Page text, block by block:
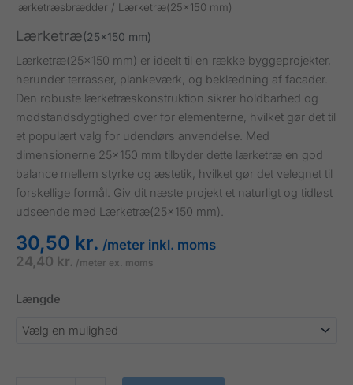
lærketræsbrædder / Lærketræ(25x150 mm)
Lærketræ(25x150 mm)
Lærketræ(25×150 mm) er ideelt til en række byggeprojekter,
herunder terrasser, plankeværk, og beklædning af facader.
Den robuste lærketræskonstruktion sikrer holdbarhed og
modstandsdygtighed over for elementerne, hvilket gør det til
et populært valg for udendørs anvendelse. Med
dimensionerne 25×150 mm tilbyder dette lærketræ en god
balance mellem styrke og æstetik, hvilket gør det velegnet til
forskellige formål. Giv dit næste projekt et naturligt og tidløst
udseende med Lærketræ(25×150 mm).
30,50 kr. /meter inkl. moms
24,40 kr. /meter ex. moms
Længde